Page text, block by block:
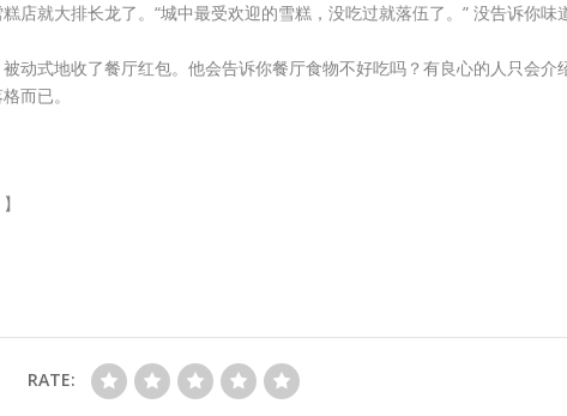
就大排长龙了。“城中最受欢迎的雪糕，没吃过就落伍了。” 没告诉你味
动式地收了餐厅红包。他会告诉你餐厅食物不好吃吗？有良心的人只会介
而已。
RATE: